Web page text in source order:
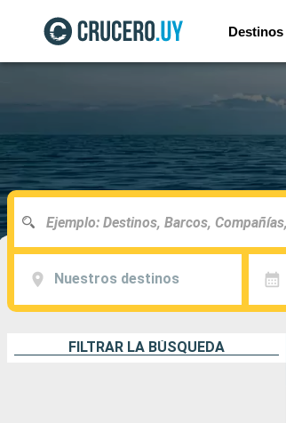
Destinos
Nuestros destinos
FILTRAR LA BÚSQUEDA